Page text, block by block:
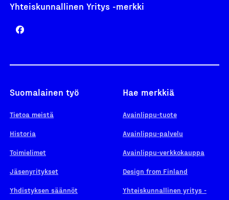
Yhteiskunnallinen Yritys -merkki
Suomalainen työ
Tietoa meistä
Historia
Toimielimet
Jäsenyritykset
Yhdistyksen säännöt
Hae merkkiä
Avainlippu-tuote
Avainlippu-palvelu
Avainlippu-verkkokauppa
Design from Finland
Yhteiskunnallinen yritys -